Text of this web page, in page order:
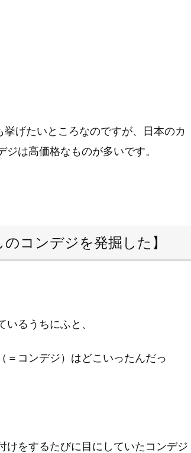
げたいところなのですが、日本のカ
は高価格なものが多いです。
コンデジを発掘した】
るうちにふと、
＝コンデジ）はどこいったんだっ
けをするたびに目にしていたコンデジ